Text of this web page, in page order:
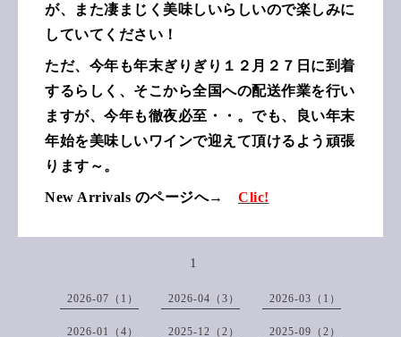
が、また凄まじく美味しいらしいので楽しみに
していてください！
ただ、今年も年末ぎりぎり１２月２７日に到着
するらしく、そこから全国への配送作業を行い
ますが、今年も徹夜必至・・。でも、良い年末
年始を美味しいワインで迎えて頂けるよう頑張
ります～。
New Arrivals のページへ→ Clic!
1
2026-07（1） 2026-04（3） 2026-03（1）
2026-01（4） 2025-12（2） 2025-09（2）